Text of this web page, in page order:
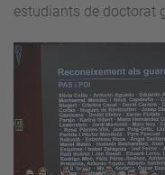
estudiants de doctorat